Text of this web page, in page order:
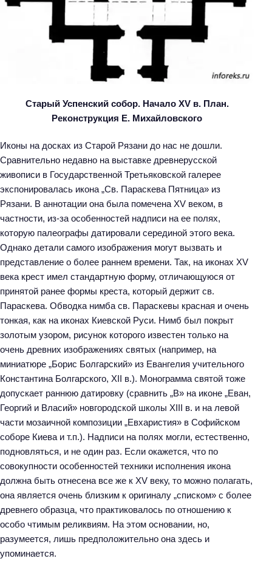
Старый Успенский собор. Начало XV в. План.
Реконструкция Е. Михайловского
Иконы на досках из Старой Рязани до нас не дошли.
Сравнительно недавно на выставке древнерусской
живописи в Государственной Третьяковской галерее
экспонировалась икона „Св. Параскева Пятница» из
Рязани. В аннотации она была помечена XV веком, в
частности, из-за особенностей надписи на ее полях,
которую палеографы датировали серединой этого века.
Однако детали самого изображения могут вызвать и
представление о более раннем времени. Так, на иконах XV
века крест имел стандартную форму, отличающуюся от
принятой ранее формы креста, который держит св.
Параскева. Обводка нимба св. Параскевы красная и очень
тонкая, как на иконах Киевской Руси. Нимб был покрыт
золотым узором, рисунок которого известен только на
очень древних изображениях святых (например, на
миниатюре „Борис Болгарский» из Евангелия учительного
Константина Болгарского, XII в.). Монограмма святой тоже
допускает раннюю датировку (сравнить „В» на иконе „Еван,
Георгий и Власий» новгородской школы XIII в. и на левой
части мозаичной композиции „Евхаристия» в Софийском
соборе Киева и т.п.). Надписи на полях могли, естественно,
подновляться, и не один раз. Если окажется, что по
совокупности особенностей техники исполнения икона
должна быть отнесена все же к XV веку, то можно полагать,
она является очень близким к оригиналу „списком» с более
древнего образца, что практиковалось по отношению к
особо чтимым реликвиям. На этом основании, но,
разумеется, лишь предположительно она здесь и
упоминается.